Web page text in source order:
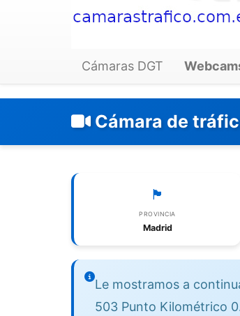
Cámaras DGT
Cámara de
🏴
PROVINCIA
Madrid
Le mostramos a
503 Punto Kilométrico